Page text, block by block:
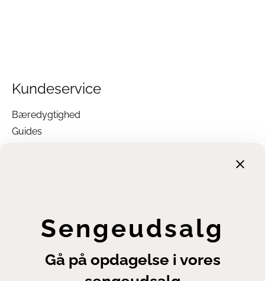
Sengeudsalg
Gå på opdagelse i vores
Kundeservice
Bæredygtighed
Guides
Fortrydelsesret
Cookie- og privatlivsindstillinger